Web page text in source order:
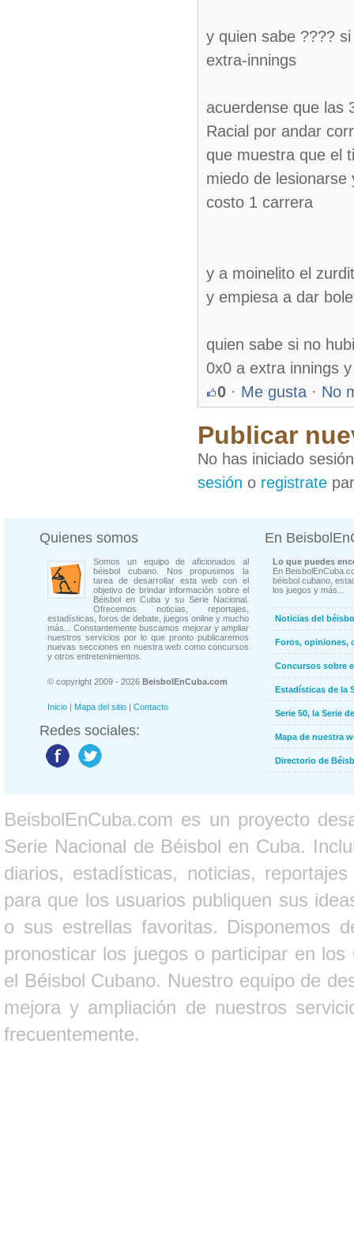
y quien sabe ????
extra-innings
acuerdense que las
Racial por andar
que muestra que el
miedo de
costo 1 carrera
y a moinelito el
y empiesa a dar
quien sabe si no
0x0 a extra innings
0 · Me gusta · No
Publicar
No has iniciado
sesión o registrate
Quienes somos
Somos un equipo de aficionados al
béisbol cubano. Nos propusimos la
tarea de desarrollar esta web con el
objetivo de brindar información sobre el
Béisbol en Cuba y su Serie Nacional.
Ofrecemos noticias, reportajes,
estadísticas, foros de debate, juegos online y mucho
más... Constantemente buscamos mejorar y ampliar
nuestros servicios por lo que pronto publicaremos
nuevas secciones en nuestra web como concursos
y otros entretenimientos.
© copyright 2009 - 2026 BeisbolEnCuba.com
Inicio | Mapa del sitio | Contacto
Redes sociales:
En
Lo que puedes
En
béisbol cubano,
los juegos y más...
Noticias del
Foros, opiniones,
Concursos sobre
Estadísticas de la
Serie 50, la Serie
Mapa de nuestra
Directorio de
BeisbolEnCuba.com es un proyecto
Serie Nacional de Béisbol en Cuba.
diarios, estadísticas, noticias,
para que los usuarios publiquen sus
o sus estrellas favoritas. Disponemos
pronosticar los juegos o participar en
el Béisbol Cubano. Nuestro equipo de
mejora y ampliación de nuestros
frecuentemente.